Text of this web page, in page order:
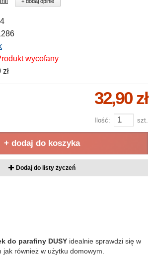
wycofany
zł
32,90 zł
Ilość: szt.
+ dodaj do koszyka
Dodaj do listy życzeń
do parafiny DUSY idealnie sprawdzi się w
również w użytku domowym.